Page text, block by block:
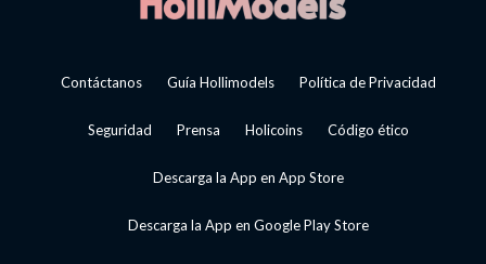
Contáctanos Guía Hollimodels Política de Privacidad
Seguridad Prensa Holicoins Código ético
Descarga la App en App Store
Descarga la App en Google Play Store